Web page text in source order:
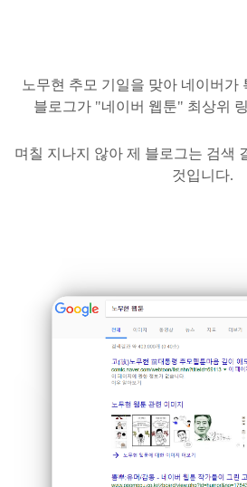
노무현 추모 기일을 맞아 네이버가
블로그가 "네이버 웹툰" 최상위
며칠 지나지 않아 제 블로그는 검색
것입니다.